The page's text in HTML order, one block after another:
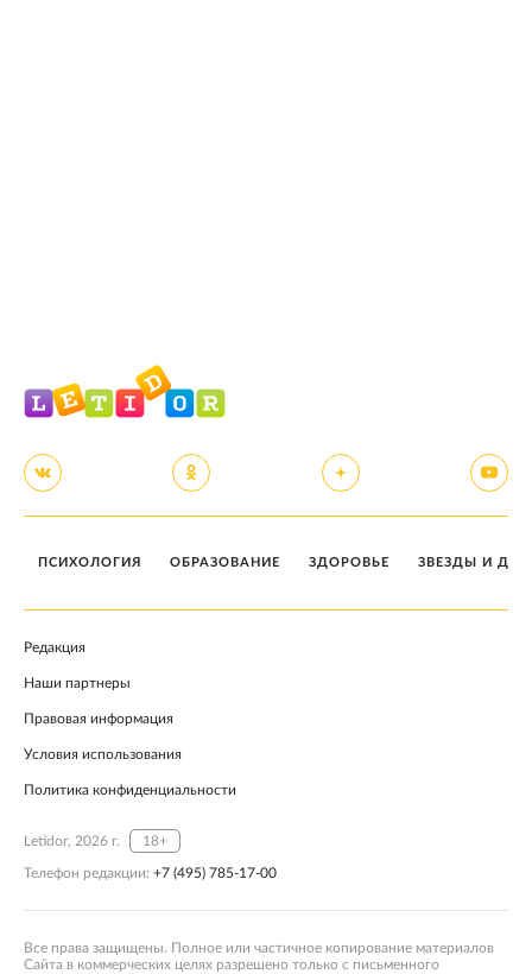
ПСИХОЛОГИЯ ОБРАЗОВАНИЕ ЗДОРОВЬЕ ЗВЕЗДЫ И
Редакция
Наши партнеры
Правовая информация
Условия использования
Политика конфиденциальности
Letidor, 2026 г. 18+
Телефон редакции: +7 (495) 785-17-00
Все права защищены. Полное или частичное копирование материалов
Сайта в коммерческих целях разрешено только с письменного